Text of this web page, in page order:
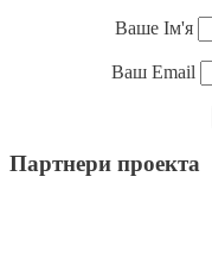
Ваше Ім'я
Ваш Email
Партнери проекта